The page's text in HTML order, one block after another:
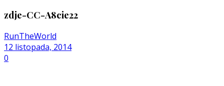
zdje-CC-A8cie22
RunTheWorld
12 listopada, 2014
0